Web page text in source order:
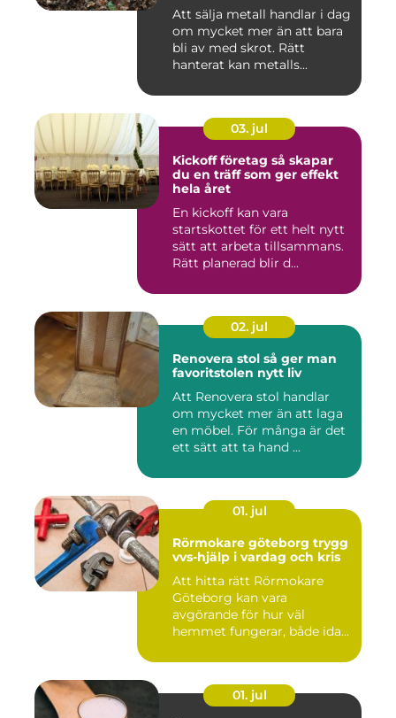
Att sälja metall handlar i dag
om mycket mer än att bara
bli av med skrot. Rätt
hanterat kan metalls...
03. jul
Kickoff företag så skapar
du en träff som ger effekt
hela året
En kickoff kan vara
startskottet för ett helt nytt
sätt att arbeta tillsammans.
Rätt planerad blir d...
02. jul
Renovera stol så ger man
favoritstolen nytt liv
Att Renovera stol handlar
om mycket mer än att laga
en möbel. För många är det
ett sätt att ta hand ...
01. jul
Rörmokare göteborg trygg
vvs-hjälp i vardag och kris
Att hitta rätt Rörmokare
Göteborg kan vara
avgörande för hur väl
hemmet fungerar, både idag
01. jul